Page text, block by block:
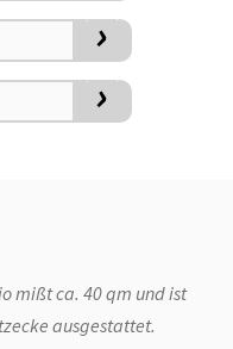
›
›
mißt ca. 40 qm und ist
ausgestattet.